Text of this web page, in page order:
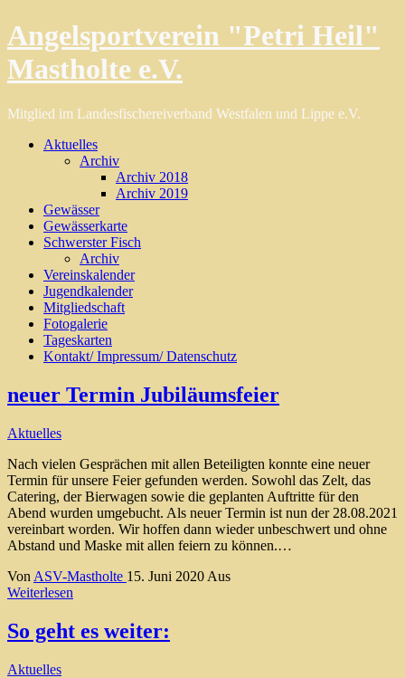
Angelsportverein "Petri Heil"
Mastholte e.V.
Mitglied im Landesfischereiverband Westfalen und Lippe e.V.
Aktuelles
Archiv
Archiv 2018
Archiv 2019
Gewässer
Gewässerkarte
Schwerster Fisch
Archiv
Vereinskalender
Jugendkalender
Mitgliedschaft
Fotogalerie
Tageskarten
Kontakt/ Impressum/ Datenschutz
neuer Termin Jubiläumsfeier
Aktuelles
Nach vielen Gesprächen mit allen Beteiligten konnte eine neuer
Termin für unsere Feier gefunden werden. Sowohl das Zelt, das
Catering, der Bierwagen sowie die geplanten Auftritte für den
Abend wurden umgebucht. Als neuer Termin ist nun der 28.08.2021
vereinbart worden. Wir hoffen dann wieder unbeschwert und ohne
Abstand und Maske mit allen feiern zu können.…
Von ASV-Mastholte 15. Juni 2020 Aus
Weiterlesen
So geht es weiter:
Aktuelles